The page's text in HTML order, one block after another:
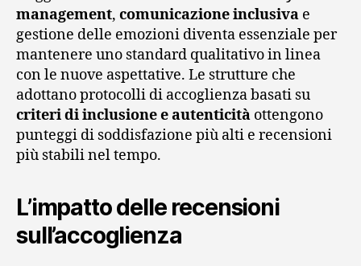
management, comunicazione inclusiva e
gestione delle emozioni diventa essenziale per
mantenere uno standard qualitativo in linea
con le nuove aspettative. Le strutture che
adottano protocolli di accoglienza basati su
criteri di inclusione e autenticità ottengono
punteggi di soddisfazione più alti e recensioni
più stabili nel tempo.
L’impatto delle recensioni
sull’accoglienza